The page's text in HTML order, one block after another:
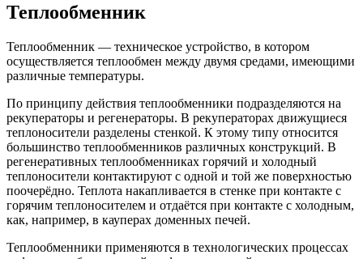
Теплообменник
Теплообменник — техническое устройство, в котором
осуществляется теплообмен между двумя средами, имеющими
различные температуры.
По принципу действия теплообменники подразделяются на
рекуператоры и регенераторы. В рекуператорах движущиеся
теплоносители разделены стенкой. К этому типу относится
большинство теплообменников различных конструкций. В
регенеративных теплообменниках горячий и холодный
теплоносители контактируют с одной и той же поверхностью
поочерёдно. Теплота накапливается в стенке при контакте с
горячим теплоносителем и отдаётся при контакте с холодным,
как, например, в кауперах доменных печей.
Теплообменники применяются в технологических процессах